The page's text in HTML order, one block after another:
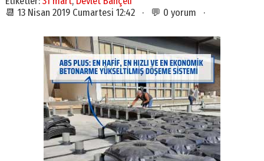
📆 13 Nisan 2019 Cumartesi 12:42 · 💬 0 yorum ·